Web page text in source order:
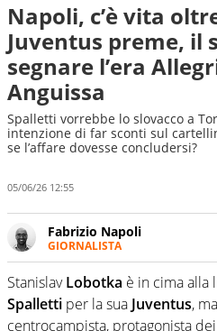
Napoli, c’è vita
Juventus preme, il
segnare l’era
Anguissa
Spalletti vorrebbe lo slovacco a
intenzione di far sconti sul
se l’affare dovesse concludersi?
05/06/26 12:55
Fabrizio Napoli
GIORNALISTA
Giornalista professionista,
il calcio ma è con la
passioni. Cura la
grande festival di
StanislavLobotka è in cima alla
Spalletti per la sua Juventus,
centrocampista, protagonista